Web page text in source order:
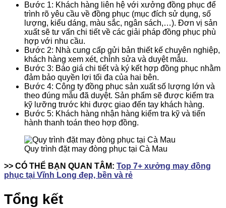
Bước 1: Khách hàng liên hệ với xưởng đồng phục để
trình rõ yêu cầu về đồng phục (mục đích sử dụng, số
lượng, kiểu dáng, màu sắc, ngân sách,…). Đơn vị sản
xuất sẽ tư vấn chi tiết về các giải pháp đồng phục phù
hợp với nhu cầu.
Bước 2: Nhà cung cấp gửi bản thiết kế chuyên nghiệp,
khách hàng xem xét, chỉnh sửa và duyệt mẫu.
Bước 3: Báo giá chi tiết và ký kết hợp đồng phục nhằm
đảm bảo quyền lợi tối đa của hai bên.
Bước 4: Công ty đồng phục sản xuất số lượng lớn và
theo đúng mẫu đã duyệt. Sản phẩm sẽ được kiểm tra
kỹ lưỡng trước khi được giao đến tay khách hàng.
Bước 5: Khách hàng nhận hàng kiểm tra kỹ và tiến
hành thanh toán theo hợp đồng.
Quy trình đặt may đòng phục tại Cà Mau
>> CÓ THỂ BẠN QUAN TÂM: Top 7+ xưởng may đồng
phục tại Vĩnh Long đẹp, bền và rẻ
Tổng kết